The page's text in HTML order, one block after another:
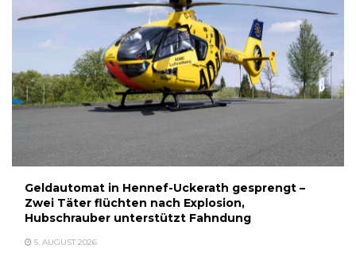
Geldautomat in Hennef-Uckerath gesprengt –
Zwei Täter flüchten nach Explosion,
Hubschrauber unterstützt Fahndung
5. AUGUST 2026